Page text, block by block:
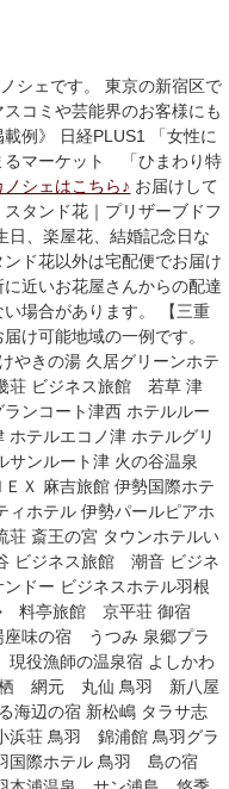
ェです。 東京の新宿区で
コミや芸能界のお客様にも
例》 日経PLUS1 「女性に
るマーケット 「ひまわり特
シェはこちら♪ お届けして
タンド花｜プリザーブドフ
日、楽屋花、結婚記念日な
ド花以外は宅配便でお届け
近いお花屋さんからの配達
場合があります。 【三重
け可能地域の一例です。
やきの湯 久居グリーンホテ
荘 ビジネス旅館 若草 津
ンコート津西 ホテルルー
ホテルエコノ津 ホテルグリ
サンルート津 火の谷温泉
Ｘ 麻吉旅館 伊勢国際ホテ
ィホテル 伊勢パールピアホ
斎王の宮 タウンホテルい
ビジネス旅館 潮音 ビジネ
ドー ビジネスホテル羽根
料亭旅館 京平荘 御宿
味の宿 うつみ 泉郷プラ
役漁師の温泉宿 よしかわ
栖 網元 丸仙 鳥羽 新八屋
海辺の宿 新松嶋 タラサ志
浜荘 鳥羽 錦浦館 鳥羽グラ
国際ホテル 鳥羽 島の宿